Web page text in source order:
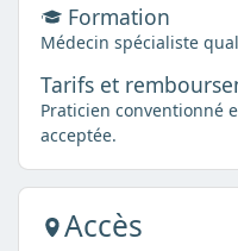
Formation
Médecin spécialiste
Tarifs et
Praticien conventionné
acceptée.
Accès